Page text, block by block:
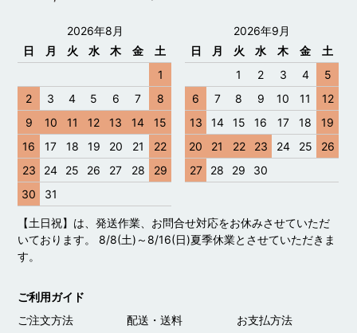
2026年8月
日
月 火 水 木 金
土
1
2
3 4 5 6 7
8
9
10 11 12 13 14
15
16
17 18 19 20 21
22
23
24 25 26 27 28
29
30
31
2026年9月
日
月 火 水 木 金
土
1
2 3 4
5
6
7 8 9 10 11
12
13
14 15 16 17 18
19
20
21 22 23 24 25
26
27
28 29 30
【土日祝】は、発送作業、お問合せ対応をお休みさせていただ
いております。 8/8(土)～8/16(日)夏季休業とさせていただきま
す。
ご利用ガイド
ご注文方法
配送・送料 お支払方法